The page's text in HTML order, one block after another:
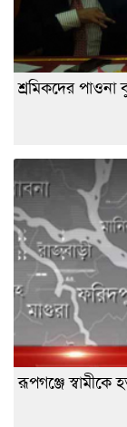
শ্রমিকদের
রূপগঞ্জে স্বামীকে